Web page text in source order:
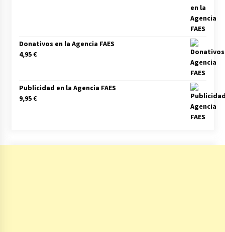
Donativos en la Agencia FAES
4,95€
Publicidad en la Agencia FAES
9,95€